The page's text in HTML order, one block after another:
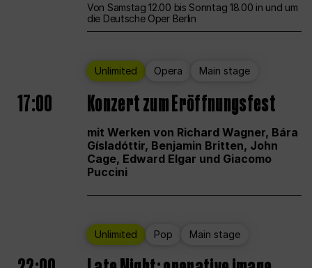
Von Samstag 12.00 bis Sonntag 18.00 in und um
die Deutsche Oper Berlin
Unlimited Opera Main stage
17:00 Konzert zum Eröffnungsfest
mit Werken von Richard Wagner, Bára
Gísladóttir, Benjamin Britten, John
Cage, Edward Elgar und Giacomo
Puccini
Unlimited Pop Main stage